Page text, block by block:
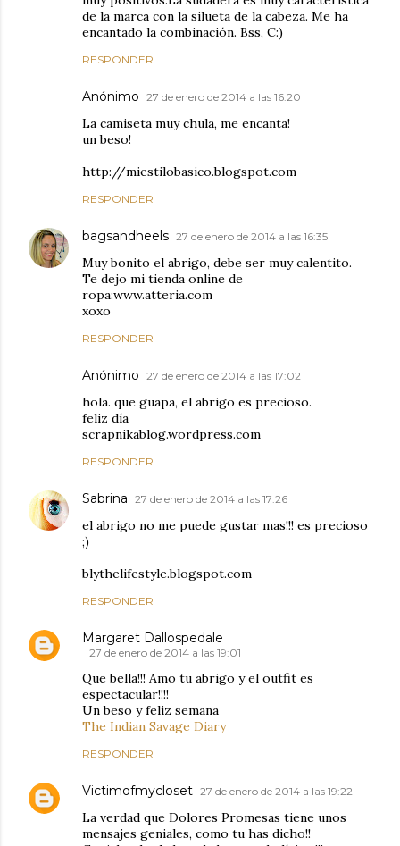
de la marca con la silueta de la cabeza. Me ha
encantado la combinación. Bss, C:)
RESPONDER
Anónimo 27 de enero de 2014 a las 16:20
La camiseta muy chula, me encanta!
un beso!
http://miestilobasico.blogspot.com
RESPONDER
bagsandheels 27 de enero de 2014 a las 16:35
Muy bonito el abrigo, debe ser muy calentito.
Te dejo mi tienda online de
ropa:www.atteria.com
xoxo
RESPONDER
Anónimo 27 de enero de 2014 a las 17:02
hola. que guapa, el abrigo es precioso.
feliz día
scrapnikablog.wordpress.com
RESPONDER
Sabrina 27 de enero de 2014 a las 17:26
el abrigo no me puede gustar mas!!! es precioso
;)
blythelifestyle.blogspot.com
RESPONDER
Margaret Dallospedale
27 de enero de 2014 a las 19:01
Que bella!!! Amo tu abrigo y el outfit es
espectacular!!!!
Un beso y feliz semana
The Indian Savage Diary
RESPONDER
Victimofmycloset 27 de enero de 2014 a las 19:22
La verdad que Dolores Promesas tiene unos
mensajes geniales, como tu has dicho!!